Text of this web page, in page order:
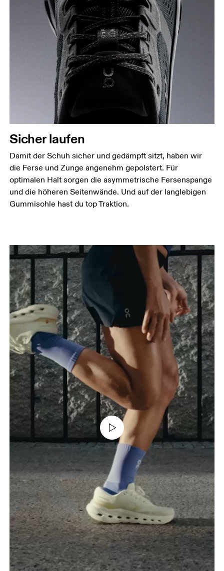
Sicher laufen
Damit der Schuh sicher und gedämpft sitzt, haben wir
die Ferse und Zunge angenehm gepolstert. Für
optimalen Halt sorgen die asymmetrische Fersenspange
und die höheren Seitenwände. Und auf der langlebigen
Gummisohle hast du top Traktion.